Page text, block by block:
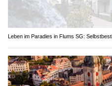
Leben im Paradies in Flums SG: